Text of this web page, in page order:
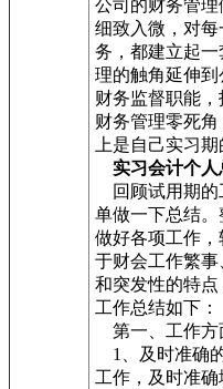
公司的财务管理
细致入微，对
务，都建立起
理的触角延伸
财务监督职能
财务管理零死
上是自己实习
实习会计个人
回顾试用期的
单做一下总结
做好各项工作
于财会工作繁
和突发性的特
工作总结如下：
第一、工作方
1、及时准确
工作，及时准